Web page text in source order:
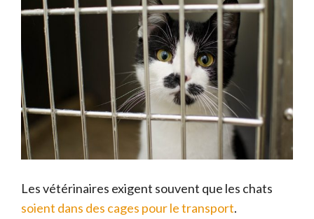
Les vétérinaires exigent souvent que les chats
soient dans des cages pour le transport.